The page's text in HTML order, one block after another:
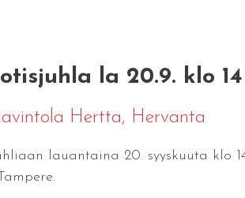
la 20.9. klo 14
Hertta, Hervanta
lauantaina 20. syyskuuta klo